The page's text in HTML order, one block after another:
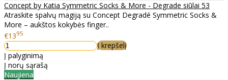
Concept by Katia Symmetric Socks & More - Degrade siūlai 53
Atraskite spalvų magiją su Concept Degradé Symmetric Socks &
More – aukštos kokybės finger..
€1395
Į krepšelį
Į palyginimą
Į norų sąrašą
Naujiena